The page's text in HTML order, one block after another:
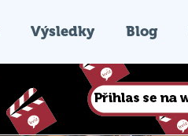
Výsledky Blog